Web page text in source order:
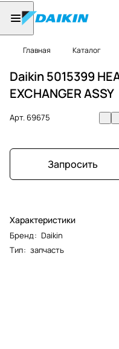
Главная Каталог
Daikin 5015399
EXCHANGER ASSY
Арт.69675
Запросить
Характеристики
Бренд: Daikin
Тип: запчасть